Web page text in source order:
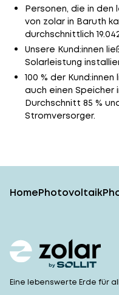
Personen, die in
von zolar in Baruth
durchschnittlich
Unsere Kund:innen
Solarleistung
100 % der
auch einen Speicher
Durchschnitt 85 %
Stromversorger.
HomePhotovoltaik
Eine lebenswerte Erde für